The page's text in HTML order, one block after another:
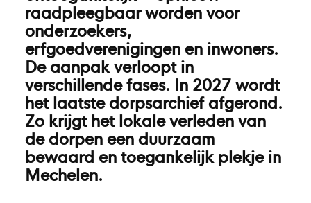
raadpleegbaar worden voor
onderzoekers,
erfgoedverenigingen en inwoners.
De aanpak verloopt in
verschillende fases. In 2027 wordt
het laatste dorpsarchief afgerond.
Zo krijgt het lokale verleden van
de dorpen een duurzaam
bewaard en toegankelijk plekje in
Mechelen.